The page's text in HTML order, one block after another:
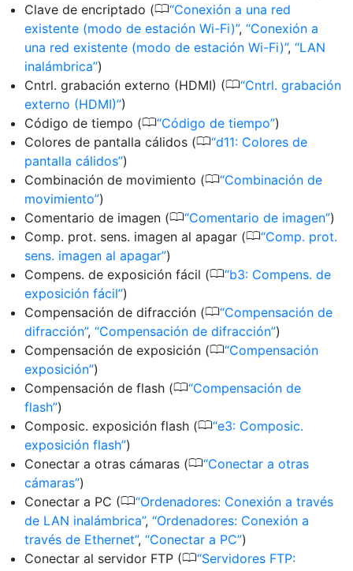
Clave de encriptado (0 Conexión a una red
existente (modo de estación Wi-Fi) ,
Conexión a
una red existente (modo de estación Wi-Fi) ,
LAN
inalámbrica )
Cntrl. grabación externo (HDMI) (0 Cntrl. grabación
externo (HDMI) )
Código de tiempo (0 Código de tiempo )
Colores de pantalla cálidos (0 d11: Colores de
pantalla cálidos )
Combinación de movimiento (0 Combinación de
movimiento )
Comentario de imagen (0 Comentario de imagen )
Comp. prot. sens. imagen al apagar (0 Comp. prot.
sens. imagen al apagar )
Compens. de exposición fácil (0 b3: Compens. de
exposición fácil )
Compensación de difracción (0 Compensación de
difracción , Compensación de difracción )
Compensación de exposición (0 Compensación
exposición )
Compensación de flash (0 Compensación de
flash )
Composic. exposición flash (0 e3: Composic.
exposición flash )
Conectar a otras cámaras (0 Conectar a otras
cámaras )
Conectar a PC (0 Ordenadores: Conexión a través
de LAN inalámbrica ,
Ordenadores: Conexión a
través de Ethernet , Conectar a PC )
Conectar al servidor FTP (0 Servidores FTP: